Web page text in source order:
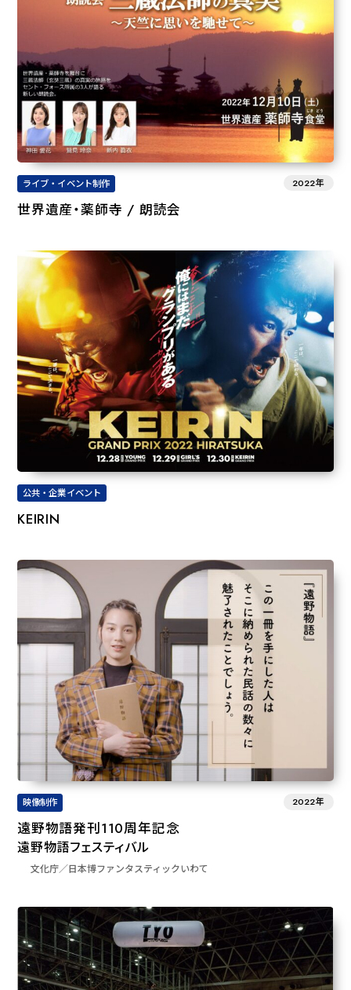
ライブ・イベント制作 2022年
世界遺産・薬師寺 / 朗読会
公共・企業イベント
KEIRIN
映像制作 2022年
遠野物語発刊110周年記念
遠野物語フェスティバル
文化庁／日本博ファンタスティックいわて